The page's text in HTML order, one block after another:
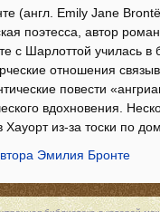
(англ. Emily Jane
поэтесса, автор
с Шарлоттой училась в
отношения
повести
вдохновения.
Хауорт из-за тоски по
Эмилия Бронте